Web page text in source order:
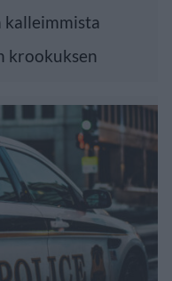
kalleimmista
krookuksen